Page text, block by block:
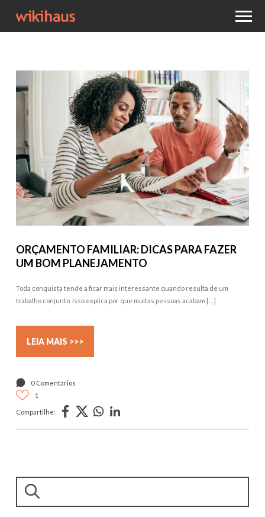
ORÇAMENTO FAMILIAR: DICAS PARA FAZER
UM BOM PLANEJAMENTO
Toda conquista tende a ficar mais interessante quando resulta de um
trabalho conjunto. Isso explica por que muitas pessoas acabam […]
LEIA MAIS >>>
0 Comentários
1
Compartilhe:
Pesquisar